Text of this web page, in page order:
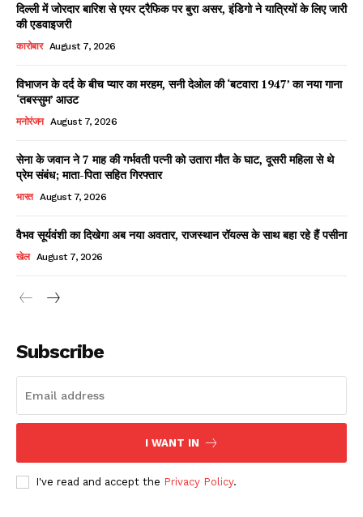
दिल्ली में जोरदार बारिश से एयर ट्रैफिक पर बुरा असर, इंडिगो ने यात्रियों के लिए जारी
की एडवाइजरी
कारोबार August 7, 2026
विभाजन के दर्द के बीच प्यार का मरहम, सनी देओल की ‘बटवारा 1947’ का नया गाना
‘तबस्सुम’ आउट
मनोरंजन August 7, 2026
सेना के जवान ने 7 माह की गर्भवती पत्नी को उतारा मौत के घाट, दूसरी महिला से थे
प्रेम संबंध; माता-पिता सहित गिरफ्तार
भारत August 7, 2026
वैभव सूर्यवंशी का दिखेगा अब नया अवतार, राजस्थान रॉयल्स के साथ बहा रहे हैं पसीना
खेल August 7, 2026
Subscribe
I WANT IN
I've read and accept the Privacy Policy.